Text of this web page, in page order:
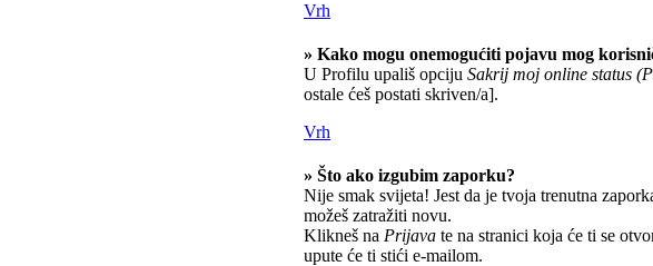
Vrh
» Kako mogu onemogućiti pojavu mog
U Profilu upališ opciju Sakrij moj online status
ostale ćeš postati skriven/a].
Vrh
» Što ako izgubim zaporku?
Nije smak svijeta! Jest da je tvoja trenutna
možeš zatražiti novu.
Klikneš na Prijava te na stranici koja će ti se
upute će ti stići e-mailom.